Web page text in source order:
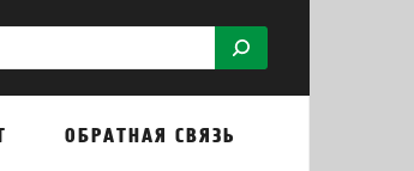
ОБРАТНАЯ СВЯЗЬ